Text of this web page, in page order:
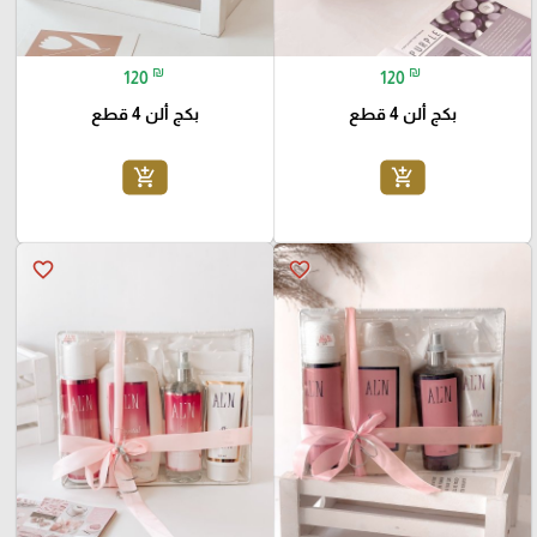
120 ₪
بكج ألن 4 قطع
add_shopping_cart
120 ₪
بكج ألن 4 قطع
add_shopping_cart
favorite_border
favorite_border